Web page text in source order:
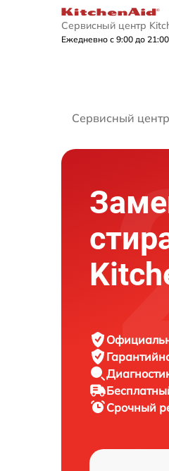
Сервисный центр
Ежедневно с 9:00 до 21:00
Сервисный
Срочный